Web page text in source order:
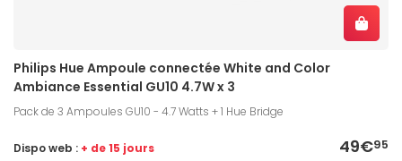
Philips Hue Ampoule connectée White and Color
Ambiance Essential GU10 4.7W x 3
Pack de 3 Ampoules GU10 - 4.7 Watts + 1 Hue Bridge
49€95
Dispo web : + de 15 jours